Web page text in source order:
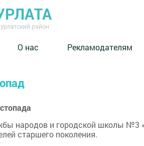
район
О нас Рекламодателям
народов и городской школы №3
старшего поколения.